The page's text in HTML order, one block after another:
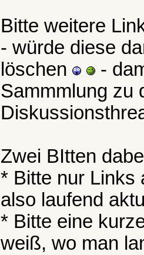
Bitte weitere
- würde diese
löschen
-
Sammmlung zu
Zwei BItten
* Bitte nur Links
also laufend
* Bitte eine
weiß, wo man